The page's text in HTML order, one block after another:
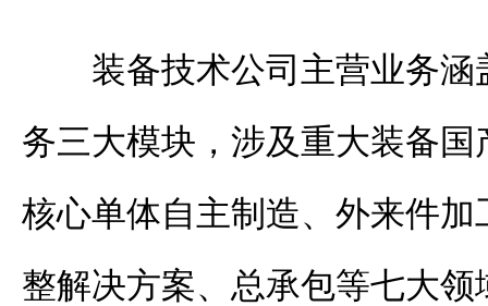
装备技术公司主营业务
务三大模块，涉及重大装备
核心单体自主制造、外来件
整解决方案、总承包等七大